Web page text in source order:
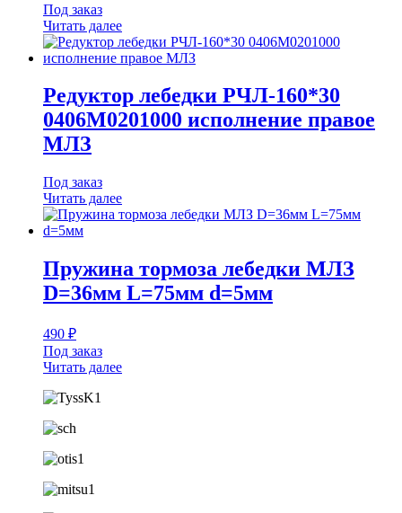
Под заказ
Читать далее
Редуктор лебедки РЧЛ-160*30
0406М0201000 исполнение правое
МЛЗ
Под заказ
Читать далее
Пружина тормоза лебедки МЛЗ
D=36мм L=75мм d=5мм
490 ₽
Под заказ
Читать далее